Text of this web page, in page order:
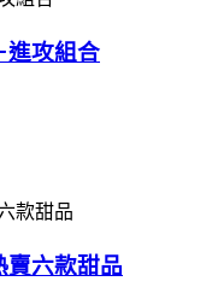
進攻組合
賣六款甜品